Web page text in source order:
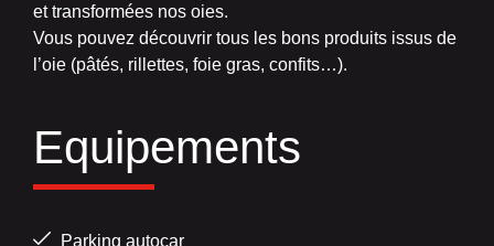
et transformées nos oies.
Vous pouvez découvrir tous les bons produits issus de
l’oie (pâtés, rillettes, foie gras, confits…).
Equipements
Parking autocar